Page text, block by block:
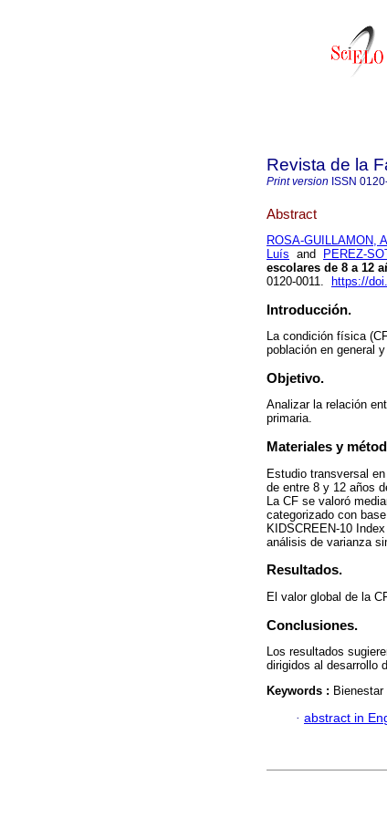
Revista de la
Print version ISSN
Abstract
ROSA-GUILLAMON,
Luís and PEREZ-
escolares de 8 a 12
0120-0011.
https://
Introducción.
La condición física
población en general
Objetivo.
Analizar la relación
primaria.
Materiales y
Estudio transversal
de entre 8 y 12 años
La CF se valoró
categorizado con
KIDSCREEN-10
análisis de varianza
Resultados.
El valor global de la
Conclusiones.
Los resultados
dirigidos al desarrollo
Keywords :
· abstract in